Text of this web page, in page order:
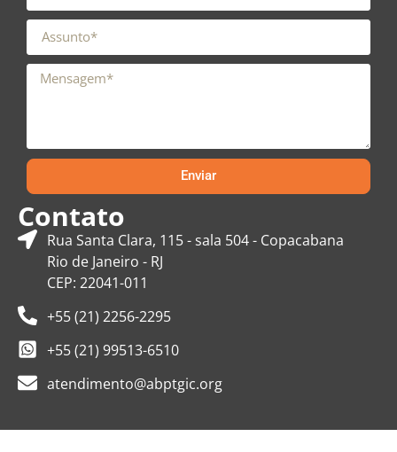
Enviar
Contato
Rua Santa Clara, 115 - sala 504 - Copacabana
Rio de Janeiro - RJ
CEP: 22041-011
+55 (21) 2256-2295
+55 (21) 99513-6510
atendimento@abptgic.org